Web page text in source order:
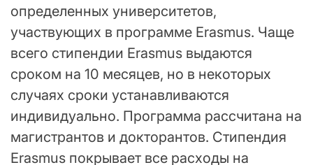
определенных университетов,
участвующих в программе Erasmus. Чаще
всего стипендии Erasmus выдаются
сроком на 10 месяцев, но в некоторых
случаях сроки устанавливаются
индивидуально. Программа рассчитана на
магистрантов и докторантов. Стипендия
Erasmus покрывает все расходы на